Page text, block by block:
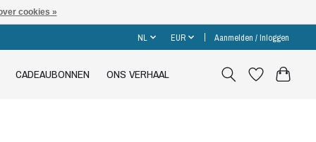
NL EUR Aanmelden / Inloggen
CADEAUBONNEN ONS VERHAAL
cookies »